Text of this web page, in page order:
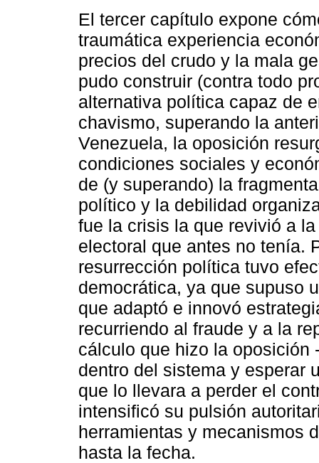
El tercer capítulo expone
traumática experiencia
precios del crudo y la mala
pudo construir (contra todo
alternativa política capaz de
chavismo, superando la
Venezuela, la oposición
condiciones sociales y
de (y superando) la
político y la debilidad
fue la crisis la que revivió a
electoral que antes no tenía.
resurrección política tuvo
democrática, ya que supuso
que adaptó e innovó
recurriendo al fraude y a la
cálculo que hizo la oposición
dentro del sistema y esperar
que lo llevara a perder el
intensificó su pulsión
herramientas y mecanismos
hasta la fecha.